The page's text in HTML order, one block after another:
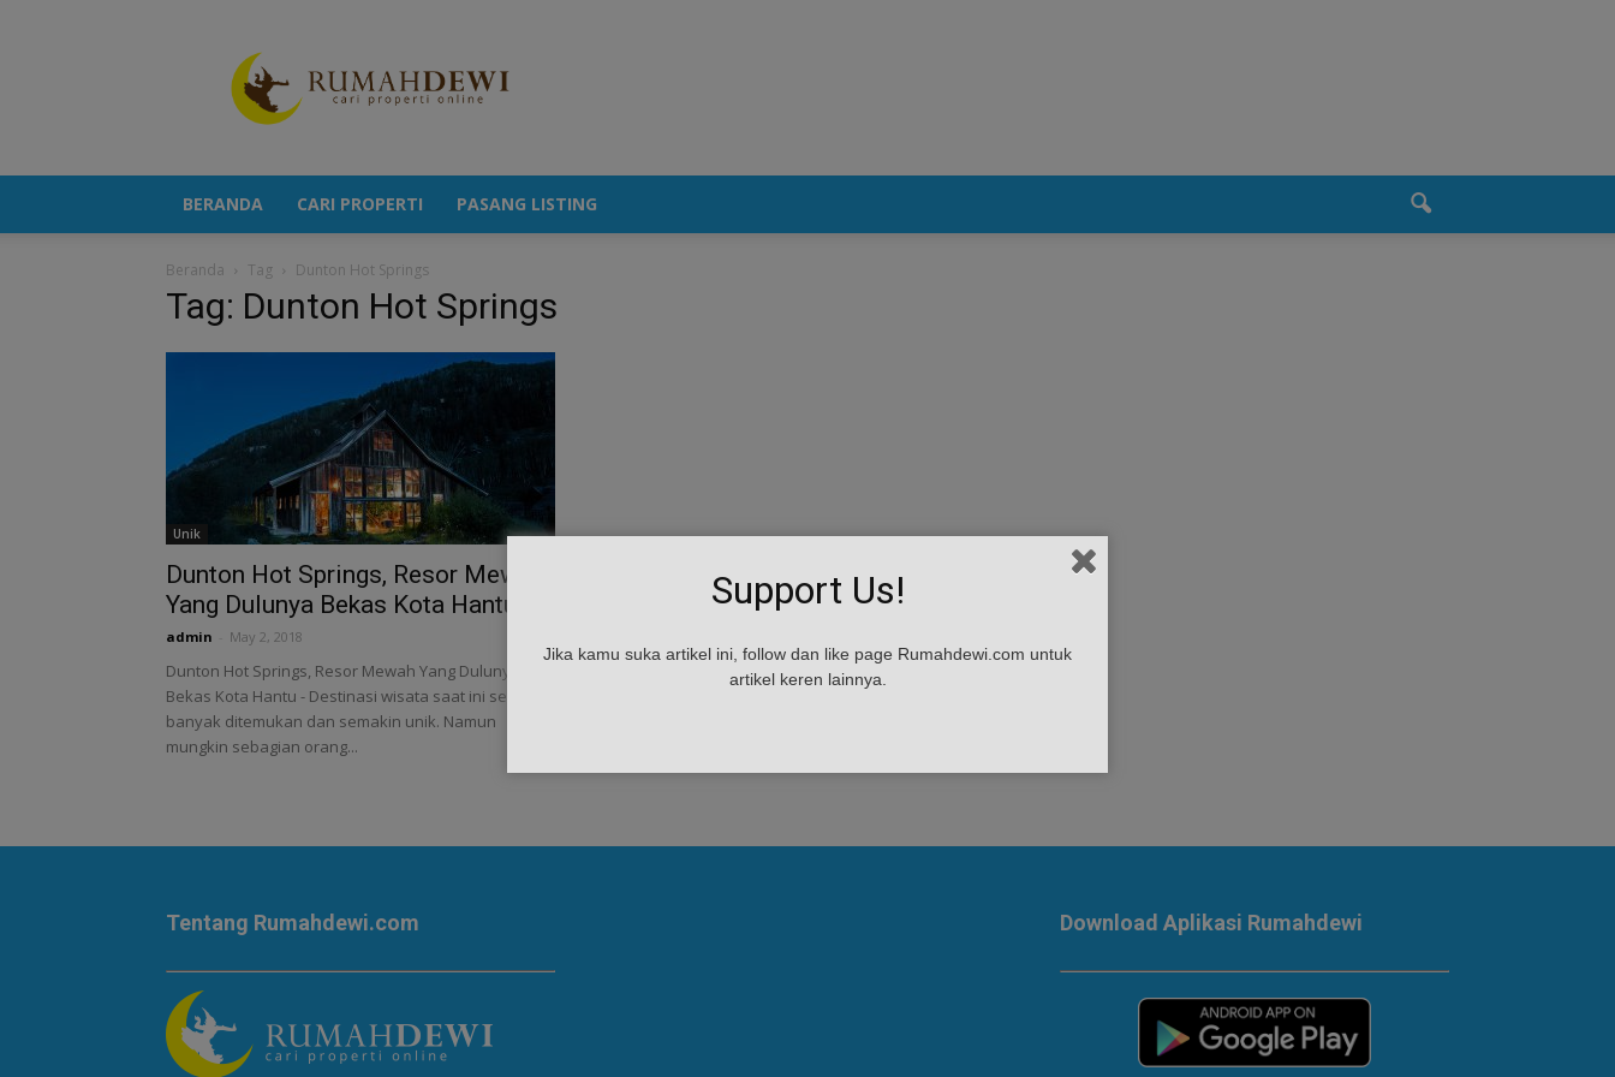
Berita
Properti
Terkini
BERANDA CARI PROPERTI PASANG LISTING
Beranda Tag Dunton Hot Springs
Tag: Dunton Hot Springs
Unik
Dunton Hot Springs, Resor Mewah
Yang Dulunya Bekas Kota Hantu
admin May 2, 2018
Dunton Hot Springs, Resor Mewah Yang Dulunya
Bekas Kota Hantu - Destinasi wisata saat ini semakin
banyak ditemukan dan semakin unik. Namun
mungkin sebagian orang...
Tentang Rumahdewi.com Download Aplikasi Rumahdewi
Support Us!
Jika kamu suka artikel ini, follow dan like page Rumahdewi.com untuk
artikel keren lainnya.